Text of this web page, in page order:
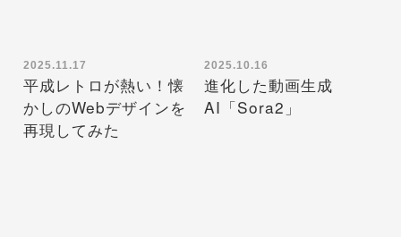
2025.11.17
平成レトロが熱い！懐
かしのWebデザインを
再現してみた
2025.10.16
進化した動画生成
AI「Sora2」